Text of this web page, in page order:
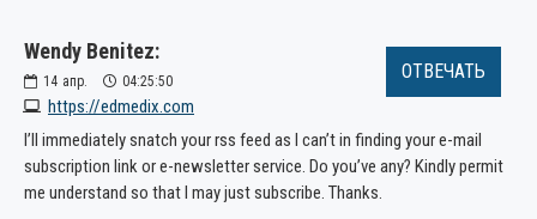
Wendy Benitez:
14 апр. 04:25:50
https://edmedix.com
ОТВЕЧАТЬ
I’ll immediately snatch your rss feed as I can’t in finding your e-mail
subscription link or e-newsletter service. Do you’ve any? Kindly permit
me understand so that I may just subscribe. Thanks.